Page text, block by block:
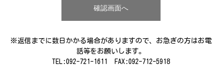
※返信までに数日かかる場合がありますので、お急ぎの方はお電
話等をお願いします。
TEL:092-721-1611 FAX:092-712-5918